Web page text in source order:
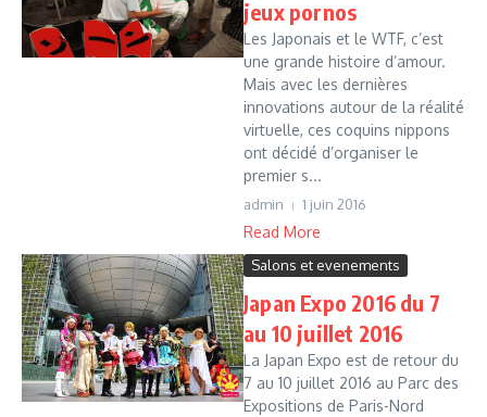
jeux pornos
Les Japonais et le WTF, c’est
une grande histoire d’amour.
Mais avec les dernières
innovations autour de la réalité
virtuelle, ces coquins nippons
ont décidé d’organiser le
premier s...
admin 1 juin 2016
Read More
Salons et evenements
Japan Expo 2016 du 7
au 10 juillet 2016
La Japan Expo est de retour du
7 au 10 juillet 2016 au Parc des
Expositions de Paris-Nord